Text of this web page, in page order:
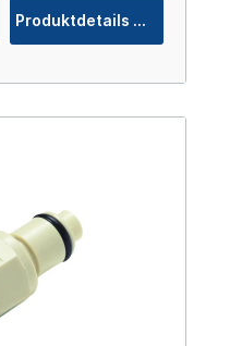
Produktdetails